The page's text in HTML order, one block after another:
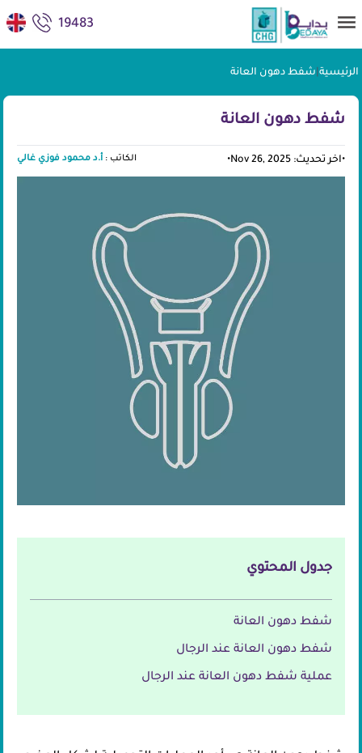
الرئيسية شفط دهون العانة
شفط دهون العانة
الكاتب : أ.د محمود فوزي غالي •اخر تحديث: Nov 26, 2025 •
جدول المحتوي
شفط دهون العانة
شفط دهون العانة عند الرجال
عملية شفط دهون العانة عند الرجال
19483